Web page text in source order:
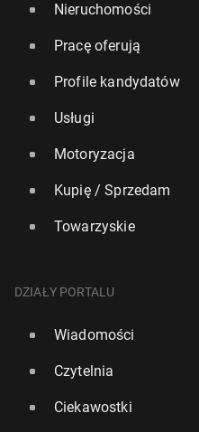
Kabulu". Problem narasta
Nieruchomości
Pracę oferują
Profile kandydatów
Usługi
Motoryzacja
Kupię / Sprzedam
Towarzyskie
DZIAŁY PORTALU
Wiadomości
Czytelnia
Ciekawostki